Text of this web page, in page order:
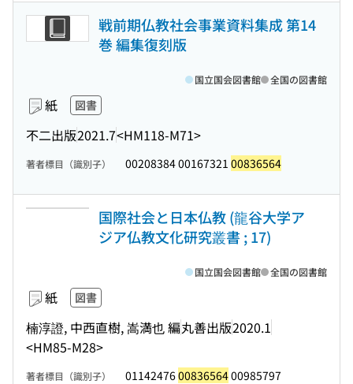
戦前期仏教社会事業資料集成 第14
巻 編集復刻版
紙 図書
不二出版2021.7<HM118-M71>
国立国会図書館 全国の図書館
著者標目（識別子） 00208384 00167321 00836564
国際社会と日本仏教 (龍谷大学ア
ジア仏教文化研究叢書 ; 17)
紙 図書
楠淳證, 中西直樹, 嵩満也 編丸善出版2020.1
<HM85-M28>
国立国会図書館 全国の図書館
著者標目（識別子） 011424760083656400985797